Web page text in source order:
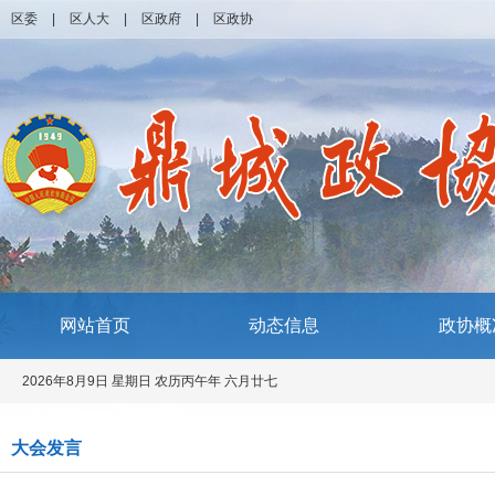
区委 区人大 区政府 区政协
网站首页 动态信息 政协概
2026年8月9日 星期日 农历丙午年 六月廿七
大会发言